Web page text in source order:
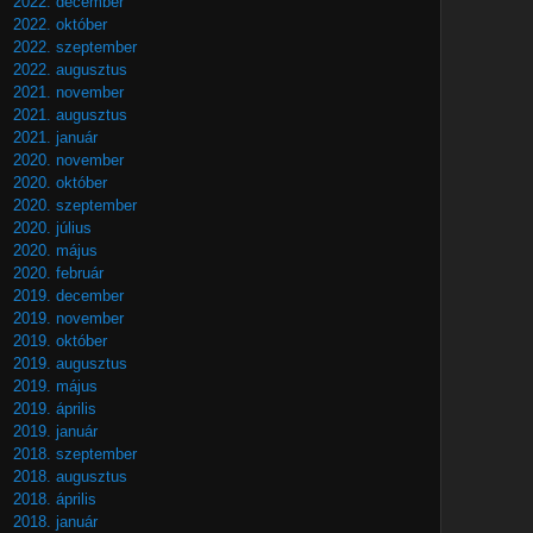
2022. október
2022. szeptember
2022. augusztus
2021. november
2021. augusztus
2021. január
2020. november
2020. október
2020. szeptember
2020. július
2020. május
2020. február
2019. december
2019. november
2019. október
2019. augusztus
2019. május
2019. április
2019. január
2018. szeptember
2018. augusztus
2018. április
2018. január